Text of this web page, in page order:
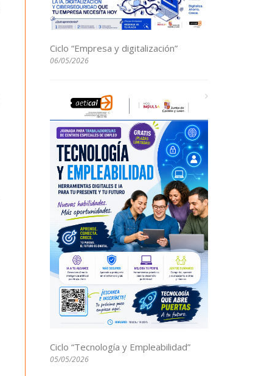
Ciclo “Empresa y digitalización”
06/05/2026
Ciclo “Tecnología y Empleabilidad”
05/05/2026